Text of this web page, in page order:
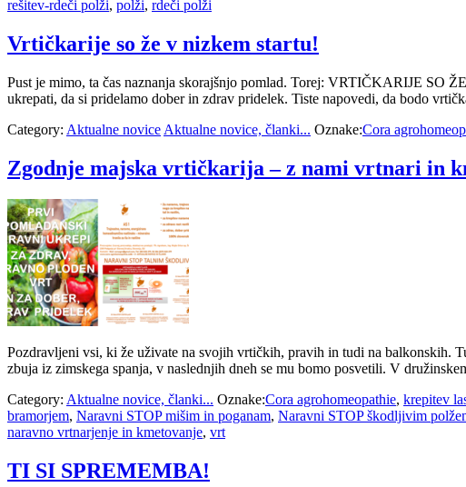
rešitev-rdeči polži, polži, rdeči polži
Vrtičkarije so že v nizkem startu!
Pust je mimo, ta čas naznanja skorajšnjo pomlad. Torej: VRTIČKARIJE SO
ukrepati, da si pridelamo dober in zdrav pridelek. Tiste napovedi, da bodo
Category: Aktualne novice Aktualne novice, članki... Oznake:Cora
Zgodnje majska vrtičkarija – z nami vrtnari in
Pozdravljeni vsi, ki že uživate na svojih vrtičkih, pravih in tudi na balkonskih.
zbuja iz zimskega spanja, v naslednjih dneh se mu bomo posvetili. V
Category: Aktualne novice, članki... Oznake:Cora agrohomeopathie, krepitev
bramorjem, Naravni STOP mišim in poganam, Naravni STOP škodljivim
naravno vrtnarjenje in kmetovanje, vrt
TI SI SPREMEMBA!